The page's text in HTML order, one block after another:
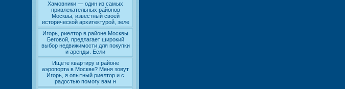
Хамовники — один из самых
привлекательных районов
Москвы, известный своей
исторической архитектурой, зеле
Игорь, риелтор в районе Москвы
Беговой, предлагает широкий
выбор недвижимости для покупки
и аренды. Если
Ищете квартиру в районе
аэропорта в Москве? Меня зовут
Игорь, я опытный риелтор и с
радостью помогу вам н